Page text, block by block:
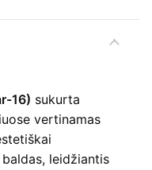
16) sukurta
vertinamas
leidžiantis